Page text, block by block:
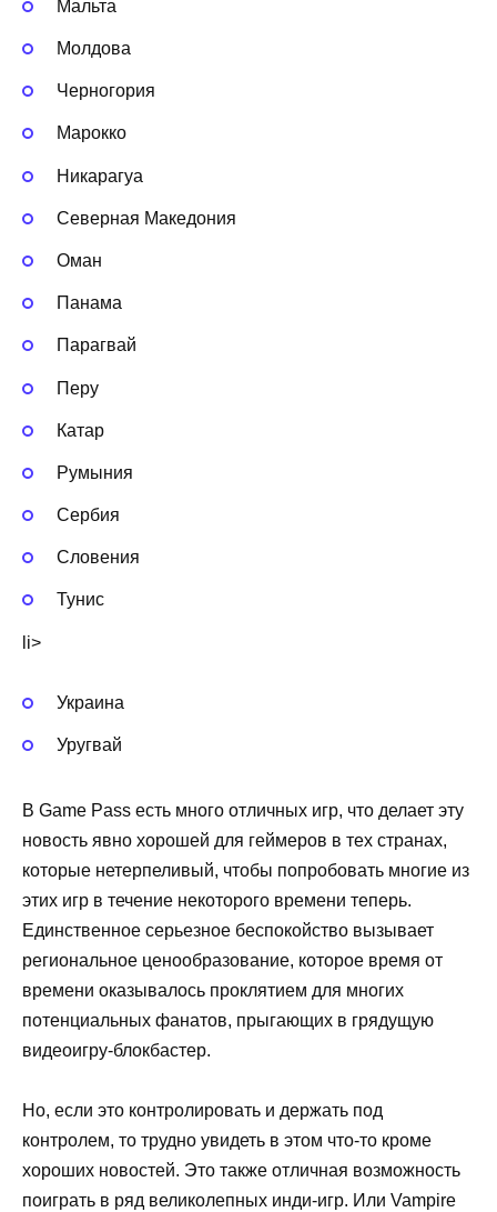
Мальта
Молдова
Черногория
Марокко
Никарагуа
Северная Македония
Оман
Панама
Парагвай
Перу
Катар
Румыния
Сербия
Словения
Тунис
li>
Украина
Уругвай
В Game Pass есть много отличных игр, что делает эту
новость явно хорошей для геймеров в тех странах,
которые нетерпеливый, чтобы попробовать многие из
этих игр в течение некоторого времени теперь.
Единственное серьезное беспокойство вызывает
региональное ценообразование, которое время от
времени оказывалось проклятием для многих
потенциальных фанатов, прыгающих в грядущую
видеоигру-блокбастер.
Но, если это контролировать и держать под
контролем, то трудно увидеть в этом что-то кроме
хороших новостей. Это также отличная возможность
поиграть в ряд великолепных инди-игр. Или Vampire